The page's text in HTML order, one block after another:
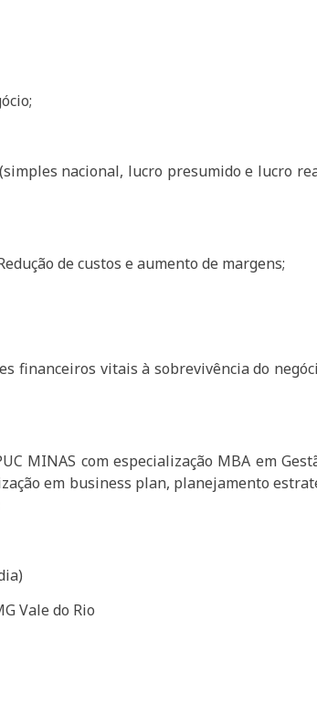
nacional, lucro presumido e lucro
de custos e aumento de margens;
financeiros vitais à sobrevivência do
MINAS com especialização MBA em
em business plan, planejamento
Vale do Rio